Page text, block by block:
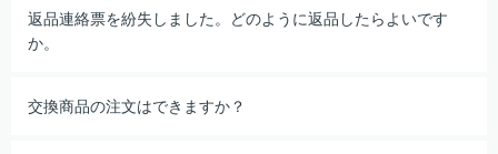
返品連絡票を紛失しました。どのように返品したらよいです
か。
交換商品の注文はできますか？